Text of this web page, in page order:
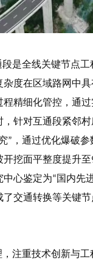
是全线关键节点
度在区域路网中
精细化管控，通
，针对互通段紧邻
” ，通过优化爆破
挖面平整度提升至
中心鉴定为“国内先
交通转换等关键
注重技术创新与